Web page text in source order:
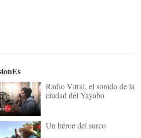
Radio Vitral, el sonido de la
ciudad del Yayabo
Un héroe del surco